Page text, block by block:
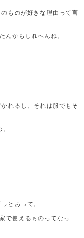
ものが好きな理由って言
んかもしれへんね。
れるし、それは服でもそ
とあって。
で使えるものってなっ